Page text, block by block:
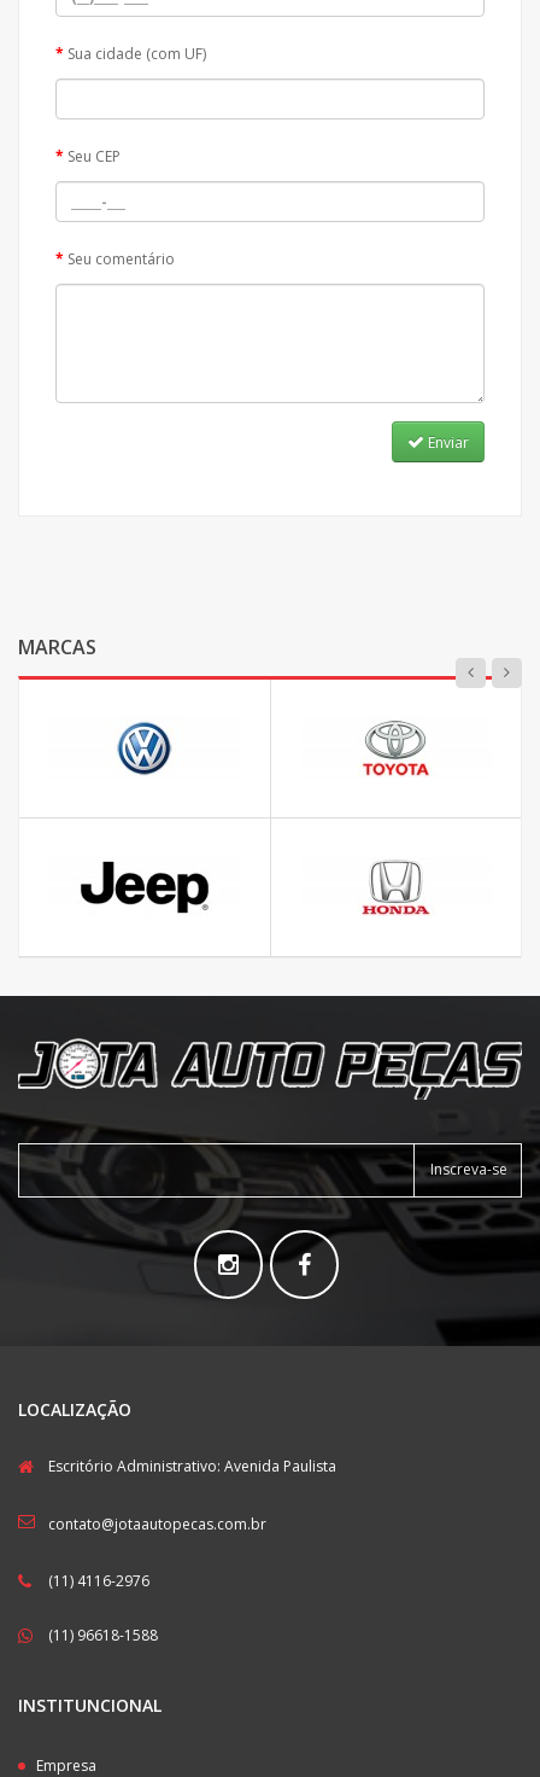
Sua cidade (com UF)
Seu CEP
Seu comentário
Enviar
MARCAS
Inscreva-se
LOCALIZAÇÃO
Escritório Administrativo: Avenida Paulista
contato@jotaautopecas.com.br
(11) 4116-2976
(11) 96618-1588
INSTITUNCIONAL
Empresa